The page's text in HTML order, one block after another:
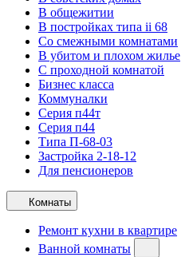
В общежитии
В постройках типа ii 68
Со смежными комнатами
В убитом и плохом жилье
С проходной комнатой
Бизнес класса
Коммуналки
Серия п44т
Серия п44
Типа П-68-03
Застройка 2-18-12
Для пенсионеров
Комнаты
Ремонт кухни в квартире
Ванной комнаты